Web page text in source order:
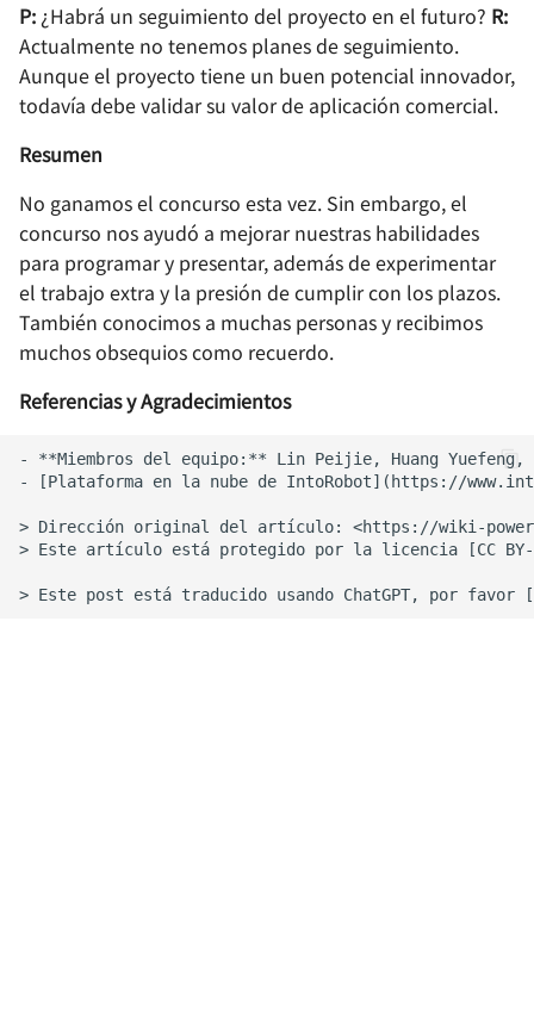
P: ¿Habrá un seguimiento del proyecto en el futuro? R:
Actualmente no tenemos planes de seguimiento.
Aunque el proyecto tiene un buen potencial innovador,
todavía debe validar su valor de aplicación comercial.
Resumen
No ganamos el concurso esta vez. Sin embargo, el
concurso nos ayudó a mejorar nuestras habilidades
para programar y presentar, además de experimentar
el trabajo extra y la presión de cumplir con los plazos.
También conocimos a muchas personas y recibimos
muchos obsequios como recuerdo.
Referencias y Agradecimientos